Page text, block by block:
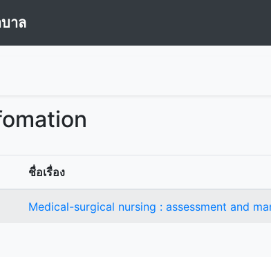
าล
ชื่อเรื่อง
Medical-surgical nursing : assessment and